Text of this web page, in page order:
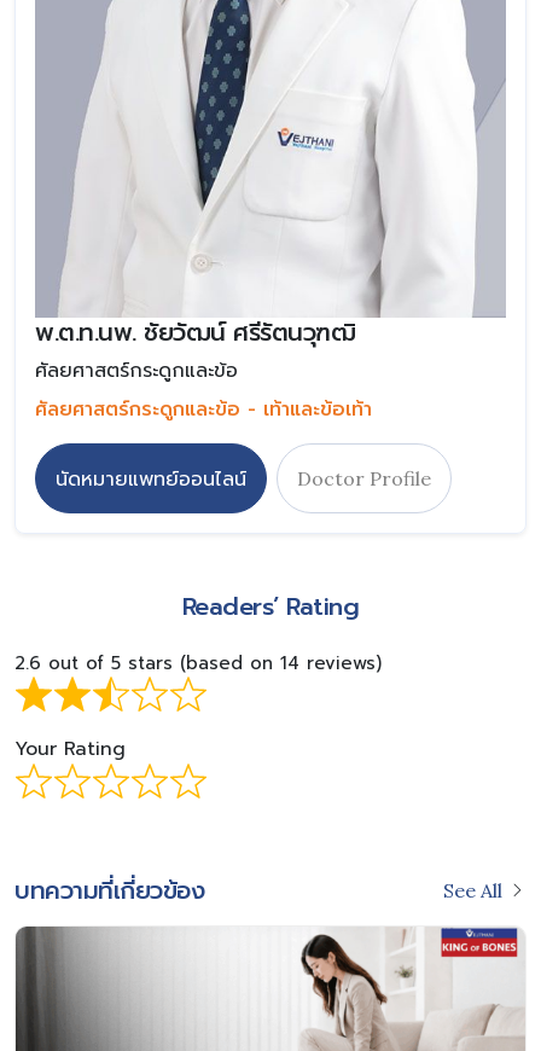
พ.ต.ท.นพ. ชัยวัฒน์ ศรีรัตนวุฑฒิ
ศัลยศาสตร์กระดูกและข้อ
ศัลยศาสตร์กระดูกและข้อ - เท้าและข้อเท้า
นัดหมายแพทย์ออนไลน์ Doctor Profile
Readers’ Rating
2.6 out of 5 stars (based on 14 reviews)
Your Rating
บทความที่เกี่ยวข้อง See All